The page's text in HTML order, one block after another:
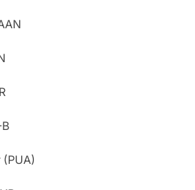
(PUA)